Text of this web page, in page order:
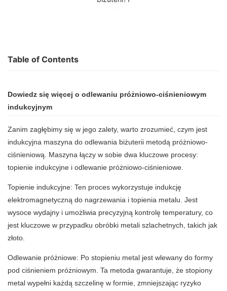
Table of Contents
Dowiedz się więcej o odlewaniu próżniowo-ciśnieniowym
indukcyjnym
Zanim zagłębimy się w jego zalety, warto zrozumieć, czym jest
indukcyjna maszyna do odlewania biżuterii metodą próżniowo-
ciśnieniową. Maszyna łączy w sobie dwa kluczowe procesy:
topienie indukcyjne i odlewanie próżniowo-ciśnieniowe.
Topienie indukcyjne: Ten proces wykorzystuje indukcję
elektromagnetyczną do nagrzewania i topienia metalu. Jest
wysoce wydajny i umożliwia precyzyjną kontrolę temperatury, co
jest kluczowe w przypadku obróbki metali szlachetnych, takich jak
złoto.
Odlewanie próżniowe: Po stopieniu metal jest wlewany do formy
pod ciśnieniem próżniowym. Ta metoda gwarantuje, że stopiony
metal wypełni każdą szczelinę w formie, zmniejszając ryzyko